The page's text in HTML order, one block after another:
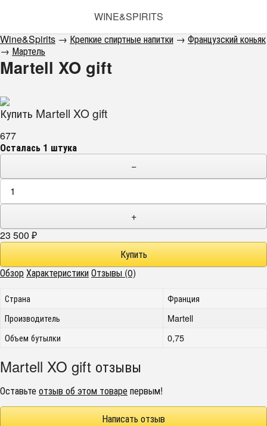
WINE&SPIRITS
Wine&Spirits → Крепкие спиртные напитки → Французский коньяк
→ Мартель
Martell XO gift
Купить Martell XO gift
677
Осталась 1 штука
−
+
23 500 ₽
ОбзорХарактеристикиОтзывы (0)
Страна
Франция
Производитель
Martell
Объем бутылки
0,75
Martell XO gift отзывы
Оставьтеотзыв об этом товарепервым!
Написать отзыв